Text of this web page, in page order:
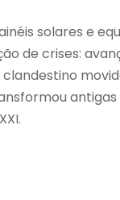
solares e
de crises: